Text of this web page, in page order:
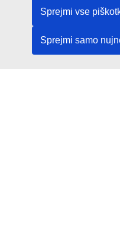
Sprejmi vse
Sprejmi samo